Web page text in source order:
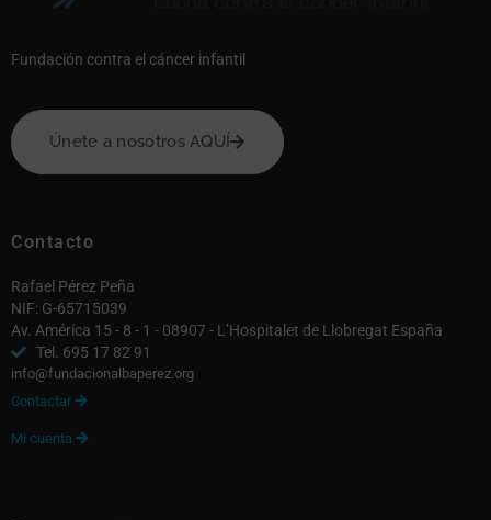
Fundación contra el cáncer infantil
Únete a nosotros AQUÍ
Contacto
Rafael Pérez Peña
NIF: G-65715039
Av. América 15 - 8 - 1 - 08907 - L’Hospitalet de Llobregat España
Tel. 695 17 82 91
info@fundacionalbaperez.org
Contactar 
Mi cuenta 